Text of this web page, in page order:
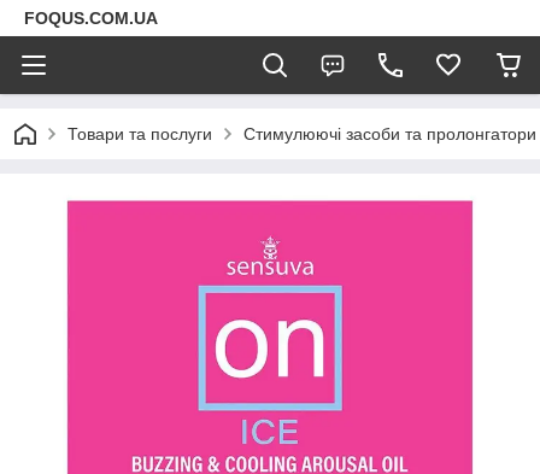
FOQUS.COM.UA
Товари та послуги Стимулюючі засоби та пролонгатори